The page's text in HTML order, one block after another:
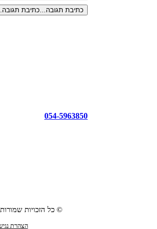
כתיבת תגובה...כתיבת
054-5963850
© כל הזכויות שמורות
הצהרת